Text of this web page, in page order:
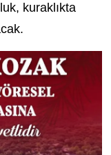
kuraklıkta